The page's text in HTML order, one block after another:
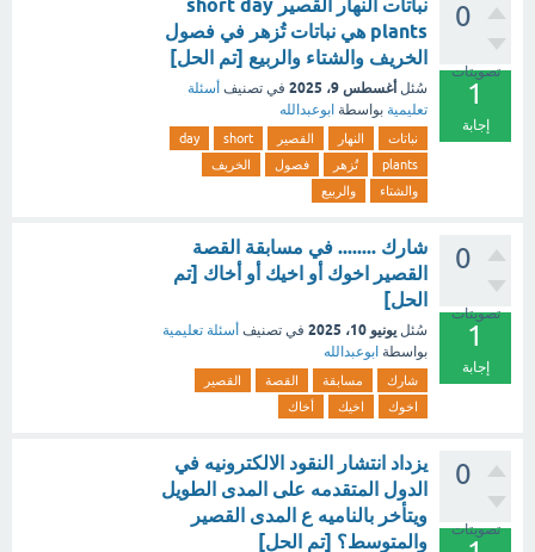
0
تصويتات
1
إجابة
نباتات النهار القصير short day
plants هي نباتات تُزهر في فصول
الخريف والشتاء والربيع [تم الحل]
سُئل أغسطس 9، 2025 في تصنيف أسئلة
تعليمية بواسطة ابوعبدالله
نباتات النهار القصير short
day
plants
تُزهر فصول
الخريف
والشتاء
والربيع
0
تصويتات
1
إجابة
شارك ........ في مسابقة القصة
القصير اخوك أو اخيك أو أخاك [تم
الحل]
سُئل يونيو 10، 2025 في تصنيف أسئلة تعليمية
بواسطة ابوعبدالله
شارك مسابقة القصة
القصير
اخوك
اخيك أخاك
0
تصويتات
يزداد انتشار النقود الالكترونيه في
الدول المتقدمه على المدى الطويل
ويتأخر بالناميه ع المدى القصير
والمتوسط؟ [تم الحل]